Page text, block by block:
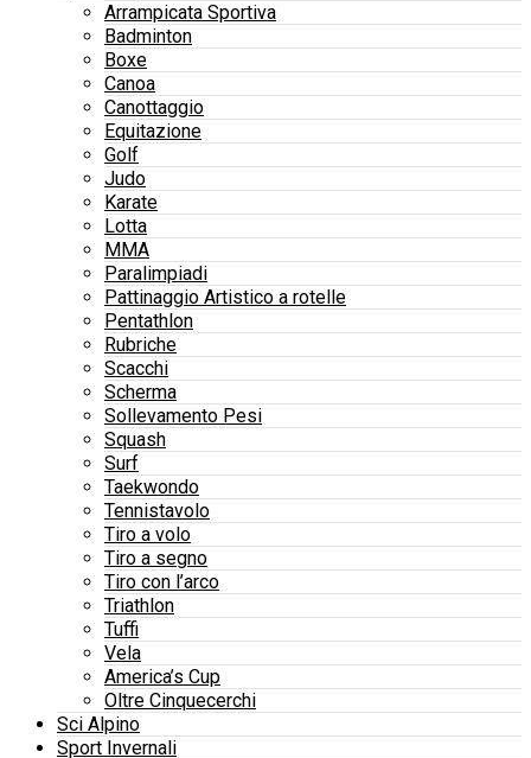
Arrampicata Sportiva
Badminton
Boxe
Canoa
Canottaggio
Equitazione
Golf
Judo
Karate
Lotta
MMA
Paralimpiadi
Pattinaggio Artistico a rotelle
Pentathlon
Rubriche
Scacchi
Scherma
Sollevamento Pesi
Squash
Surf
Taekwondo
Tennistavolo
Tiro a volo
Tiro a segno
Tiro con l’arco
Triathlon
Tuffi
Vela
America’s Cup
Oltre Cinquecerchi
Sci Alpino
Sport Invernali